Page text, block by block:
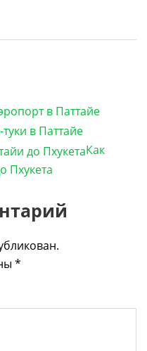
в Паттайе
туки в Паттайе
Как
Пхукета
*